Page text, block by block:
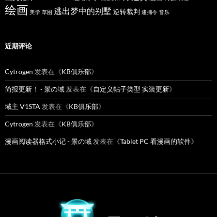
绘画 美学 草图 逃出梦中的别墅 逆转裁判 逮捕令 音乐
近期评论
Cytrogen 发表在《KB俱乐部》
简报更新！ - 景の域 发表在《自定义帖子类型 实装更新》
域主 V1STA 发表在《KB俱乐部》
Cytrogen 发表在《KB俱乐部》
漫画阅读器格式小记 - 景の域 发表在《Tablet PC 看漫画的软件》